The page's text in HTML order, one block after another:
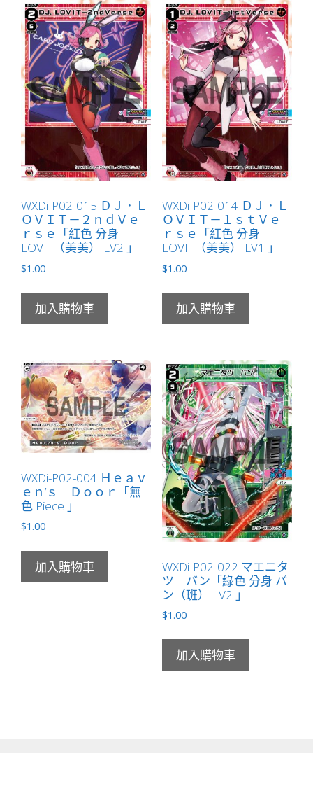
LV1
無
LB」
數
量
WXDi-P02-015 ＤＪ．Ｌ
ＯＶＩＴ－２ｎｄＶｅ
ｒｓｅ「紅色 分身
LOVIT（美美） LV2 」
$1.00
加入購物車
WXDi-P02-014 ＤＪ．Ｌ
ＯＶＩＴ－１ｓｔＶｅ
ｒｓｅ「紅色 分身
LOVIT（美美） LV1 」
$1.00
加入購物車
WXDi-P02-004 Ｈｅａｖ
ｅｎ’ｓ Ｄｏｏｒ「無
色 Piece 」
$1.00
加入購物車
WXDi-P02-022 マエニタ
ツ バン「綠色 分身 バ
ン（班） LV2 」
$1.00
加入購物車